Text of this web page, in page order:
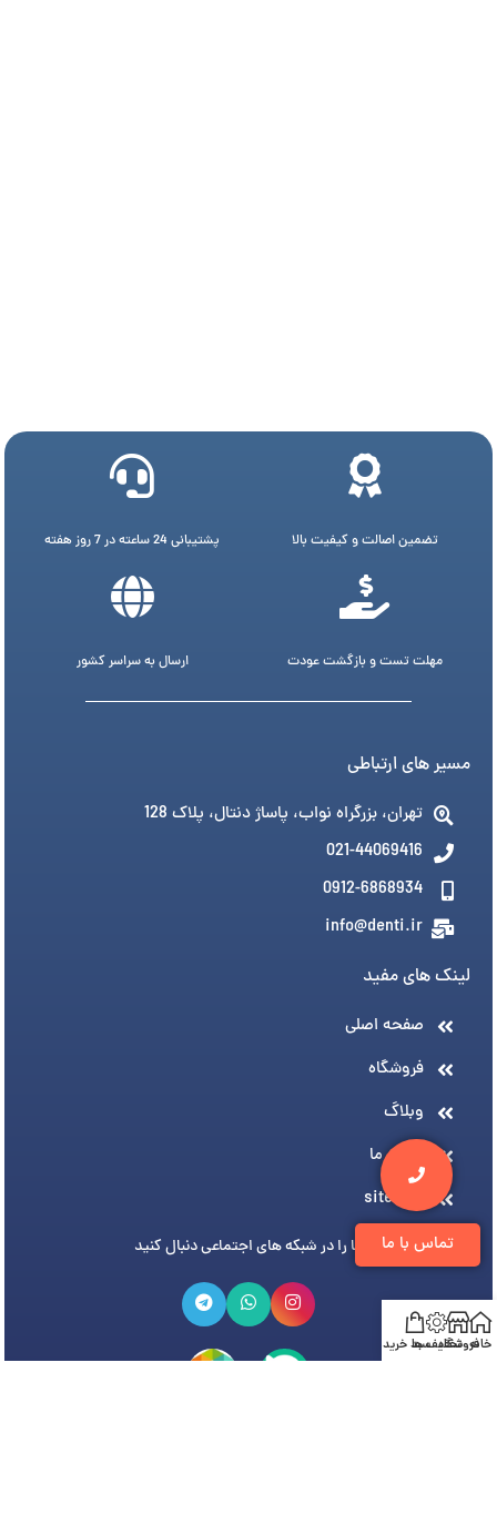
تماس با ما
تضمین اصالت و کیفیت بالا پشتیبانی 24 ساعته در 7 روز هفته
مهلت تست و بازگشت عودت ارسال به سراسر کشور
مسیر های ارتباطی
تهران، بزرگراه نواب، پاساژ دنتال، پلاک 128
021-44069416
0912-6868934
info@denti.ir
لینک های مفید
صفحه اصلی
فروشگاه
وبلاگ
درباره ما
sitemap
ما را در شبکه های اجتماعی دنبال کنید
خانهفروشگاه
تخفیف هاسبد خرید